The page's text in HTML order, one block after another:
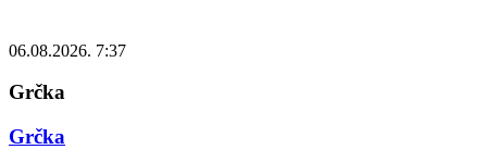
06.08.2026. 7:37
Grčka
Grčka